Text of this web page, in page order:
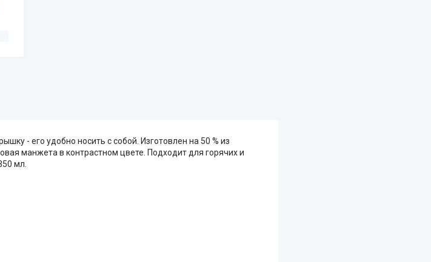
- его удобно носить с собой. Изготовлен на 50 % из
манжета в контрастном цвете. Подходит для горячих и
мл.